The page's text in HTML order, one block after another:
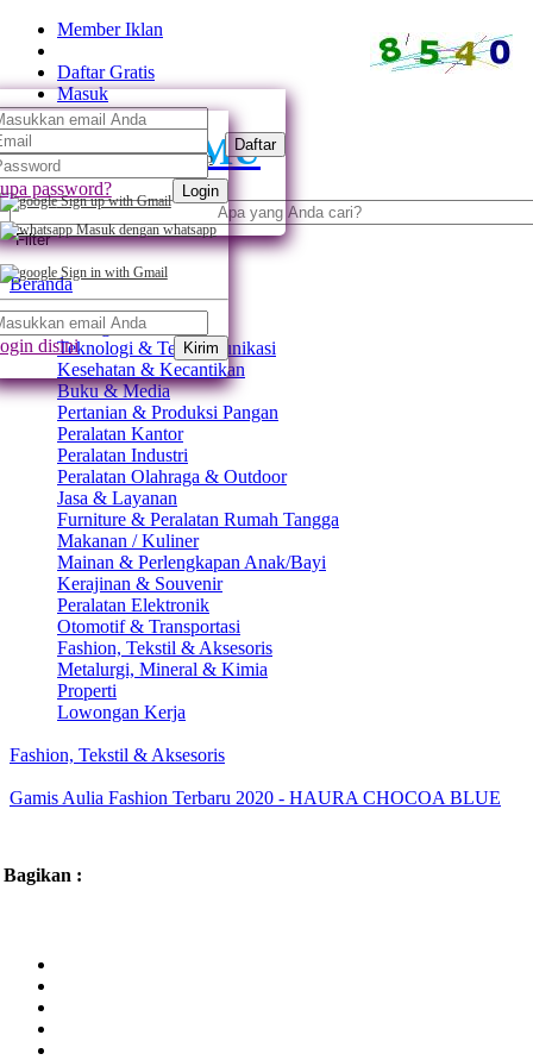
Member Iklan
Daftar Gratis
Daftar
Daftar dengan whatsapp
Sign up with Gmail
Masuk
password? Login
Masuk dengan whatsapp
Sign in with Gmail
disini Kirim
SUPPLIERMU
Filter
Beranda
Semua Kategori
Teknologi & Telekomunikasi
Kesehatan & Kecantikan
Buku & Media
Pertanian & Produksi Pangan
Peralatan Kantor
Peralatan Industri
Peralatan Olahraga & Outdoor
Jasa & Layanan
Furniture & Peralatan Rumah Tangga
Makanan / Kuliner
Mainan & Perlengkapan Anak/Bayi
Kerajinan & Souvenir
Peralatan Elektronik
Otomotif & Transportasi
Fashion, Tekstil & Aksesoris
Metalurgi, Mineral & Kimia
Properti
Lowongan Kerja
Fashion, Tekstil & Aksesoris
Gamis Aulia Fashion Terbaru 2020 - HAURA CHOCOA BLUE
Bagikan :